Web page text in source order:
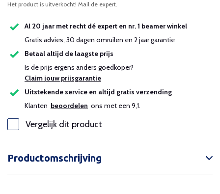
Het product is uitverkocht! Mail de expert.
Al 20 jaar met recht dé expert en nr. 1 beamer winkel
Gratis advies, 30 dagen omruilen en 2 jaar garantie
Betaal altijd de laagste prijs
Is de prijs ergens anders goedkoper?
Claim jouw prijsgarantie
Uitstekende service en altijd gratis verzending
Klanten beoordelen ons met een 9,1.
Vergelijk dit product
Productomschrijving